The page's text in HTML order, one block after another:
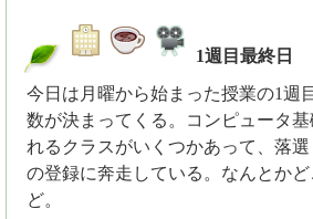
1週目最終日
今日は月曜から始まった授業の1週
数が決まってくる。コンピュータ
れるクラスがいくつかあって、落
の登録に奔走している。なんとか
ど。